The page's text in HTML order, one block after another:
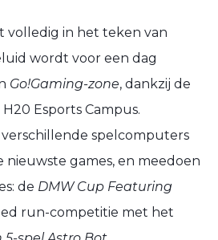
volledig in het teken van
wordt voor een dag
Go!Gaming-zone, dankzij de
Esports Campus.
spelcomputers
games, en meedoen
de DMW Cup Featuring
run-competitie met het